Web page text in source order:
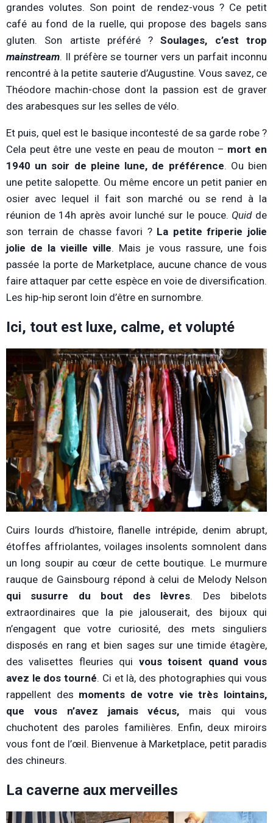
grandes volutes. Son point de rendez-vous ? Ce petit
café au fond de la ruelle, qui propose des bagels sans
gluten. Son artiste préféré ?Soulages, c’est trop
mainstream. Il préfère se tourner vers un parfait inconnu
rencontré à la petite sauterie d’Augustine. Vous savez, ce
Théodore machin-chose dont la passion est de graver
des arabesques sur les selles de vélo.
Et puis, quel est le basique incontesté de sa garde robe ?
Cela peut être une veste en peau de mouton – mort en
1940 un soir de pleine lune, de préférence. Ou bien
une petite salopette. Ou même encore un petit panier en
osier avec lequel il fait son marché ou se rend à la
réunion de 14h après avoir lunché sur le pouce. Quidde
son terrain de chasse favori ? La petite friperie jolie
jolie de la vieille ville. Mais je vous rassure, une fois
passée la porte de Marketplace, aucune chance de vous
faire attaquer par cette espèce en voie de diversification.
Les hip-hip seront loin d’être en surnombre.
Ici, tout est luxe, calme, et volupté
Cuirs lourds d’histoire, flanelle intrépide, denim abrupt,
étoffes affriolantes, voilages insolents somnolent dans
un long soupir au cœur de cette boutique. Le murmure
rauque de Gainsbourg répond à celui de Melody Nelson
qui susurre du bout des lèvres. Des bibelots
extraordinaires que la pie jalouserait, des bijoux qui
n’engagent que votre curiosité, des mets singuliers
disposés en rang et bien sages sur une timide étagère,
des valisettes fleuries qui vous toisent quand vous
avez le dos tourné. Ci et là, des photographies qui vous
rappellent des moments de votre vie très lointains,
que vous n’avez jamais vécus, mais qui vous
chuchotent des paroles familières. Enfin, deux miroirs
vous font de l’œil. Bienvenue à Marketplace, petit paradis
des chineurs.
La caverne aux merveilles